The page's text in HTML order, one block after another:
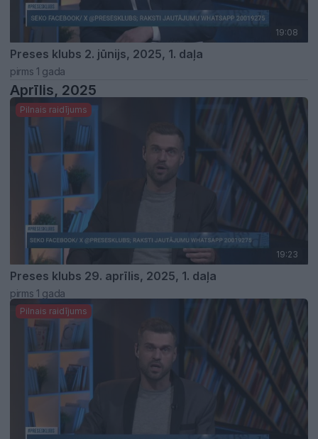
19:08
Preses klubs 2. jūnijs, 2025, 1. daļa
pirms 1 gada
Aprīlis, 2025
Pilnais raidījums
19:23
Preses klubs 29. aprīlis, 2025, 1. daļa
pirms 1 gada
Pilnais raidījums